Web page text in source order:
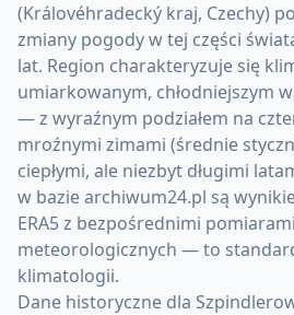
(Královéhradecký kraj, Czechy)
zmiany pogody w tej części
lat. Region charakteryzuje się
umiarkowanym, chłodniejszym
— z wyraźnym podziałem na
mroźnymi zimami (średnie
ciepłymi, ale niezbyt długimi
w bazie archiwum24.pl są
ERA5 z bezpośrednimi
meteorologicznych — to
klimatologii.
Dane historyczne dla